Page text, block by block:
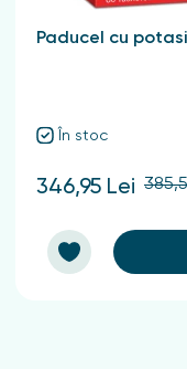
Paducel cu
În stoc
346,95 Lei